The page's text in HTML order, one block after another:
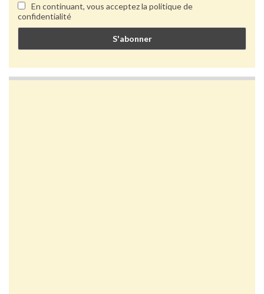
En continuant, vous acceptez la politique de
confidentialité